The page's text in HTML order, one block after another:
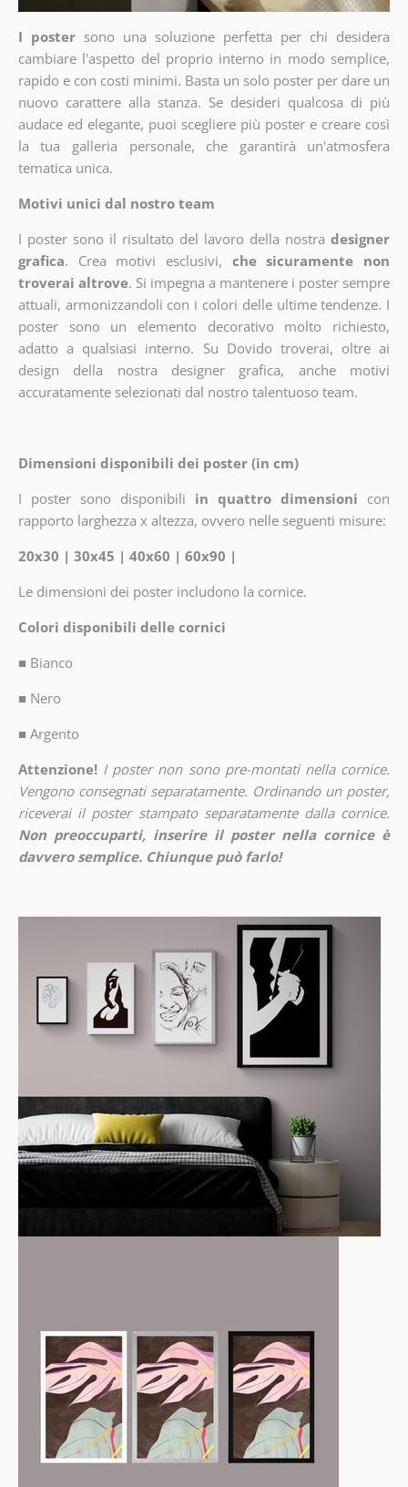
I poster sono una soluzione perfetta per chi desidera
cambiare l'aspetto del proprio interno in modo semplice,
rapido e con costi minimi. Basta un solo poster per dare un
nuovo carattere alla stanza. Se desideri qualcosa di più
audace ed elegante, puoi scegliere più poster e creare così
la tua galleria personale, che garantirà un'atmosfera
tematica unica.
Motivi unici dal nostro team
I poster sono il risultato del lavoro della nostra designer
grafica. Crea motivi esclusivi, che sicuramente non
troverai altrove. Si impegna a mantenere i poster sempre
attuali, armonizzandoli con i colori delle ultime tendenze. I
poster sono un elemento decorativo molto richiesto,
adatto a qualsiasi interno. Su Dovido troverai, oltre ai
design della nostra designer grafica, anche motivi
accuratamente selezionati dal nostro talentuoso team.
Dimensioni disponibili dei poster (in cm)
I poster sono disponibili in quattro dimensioni con
rapporto larghezza x altezza, ovvero nelle seguenti misure:
20x30 | 30x45 | 40x60 | 60x90 |
Le dimensioni dei poster includono la cornice.
Colori disponibili delle cornici
■ Bianco
■ Nero
■ Argento
Attenzione! I poster non sono pre-montati nella cornice.
Vengono consegnati separatamente. Ordinando un poster,
riceverai il poster stampato separatamente dalla cornice.
Non preoccuparti, inserire il poster nella cornice è
davvero semplice. Chiunque può farlo!